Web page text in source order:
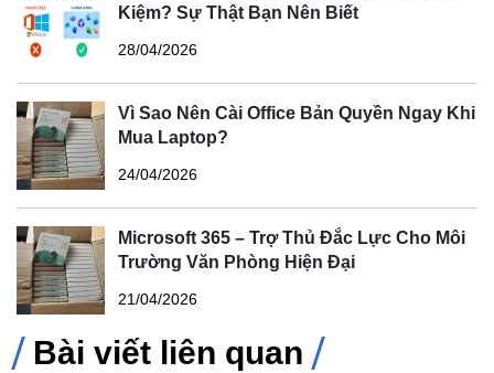
Kiệm? Sự Thật Bạn Nên Biết
28/04/2026
Vì Sao Nên Cài Office Bản Quyền Ngay Khi
Mua Laptop?
24/04/2026
Microsoft 365 – Trợ Thủ Đắc Lực Cho Môi
Trường Văn Phòng Hiện Đại
21/04/2026
Bài viết liên quan